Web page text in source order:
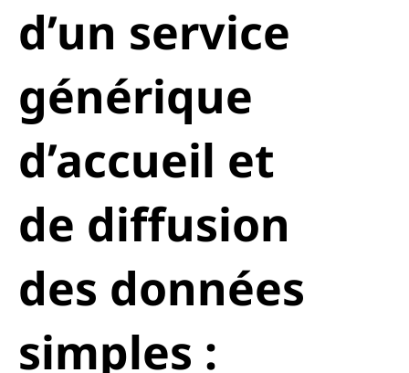
d’un service
générique
d’accueil et
de diffusion
des données
simples :